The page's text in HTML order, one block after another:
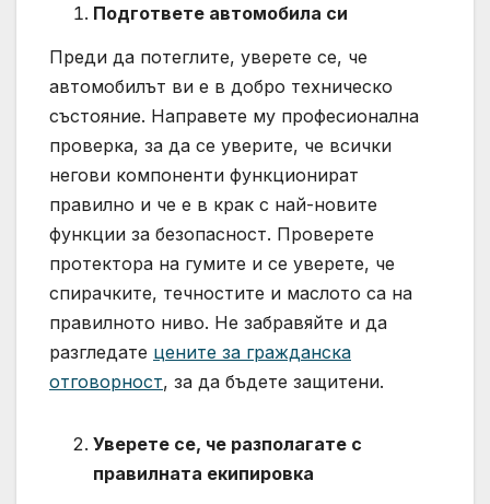
Подгответе автомобила си
Преди да потеглите, уверете се, че
автомобилът ви е в добро техническо
състояние. Направете му професионална
проверка, за да се уверите, че всички
негови компоненти функционират
правилно и че е в крак с най-новите
функции за безопасност. Проверете
протектора на гумите и се уверете, че
спирачките, течностите и маслото са на
правилното ниво. Не забравяйте и да
разгледате цените за гражданска
отговорност, за да бъдете защитени.
Уверете се, че разполагате с
правилната екипировка